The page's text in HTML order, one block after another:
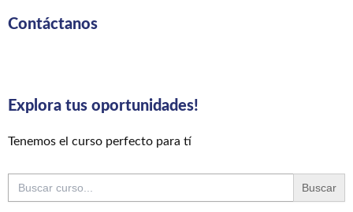
Contáctanos
Explora tus oportunidades!
Tenemos el curso perfecto para tí
Buscar: